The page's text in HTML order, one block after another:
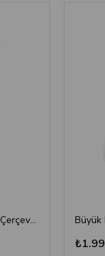
Mikasa Moor Oymalı Gold Metal Çerçeve 13x18cm - Şık Fotoğraf Çerçevesi